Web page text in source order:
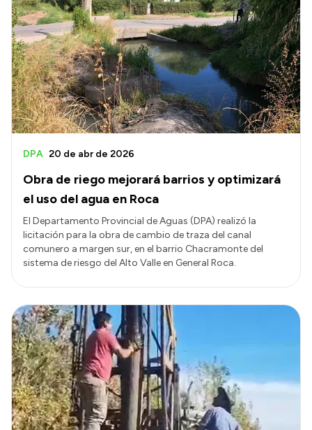
Obra de riego mejorará barrios y optimizará
el uso del agua en Roca
DPA 20 de abr de 2026
El Departamento Provincial de Aguas (DPA) realizó la
licitación para la obra de cambio de traza del canal
comunero a margen sur, en el barrio Chacramonte del
sistema de riesgo del Alto Valle en General Roca.